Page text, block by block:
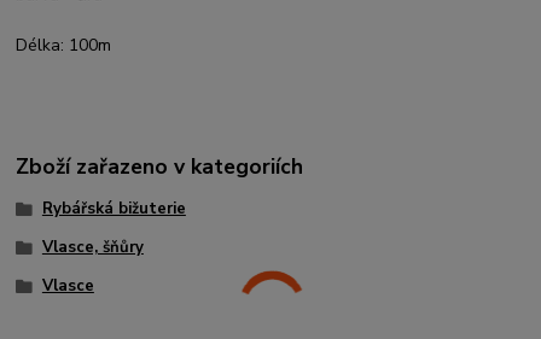
Délka: 100m
Zboží zařazeno v kategoriích
Rybářská bižuterie
Vlasce, šňůry
Vlasce